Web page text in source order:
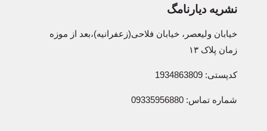
نشریه دیارنامگ
خیابان ولیعصر، خیابان فلاحی(زعفرانیه)،بعد از موزه
زمان پلاک ۱۳
کدپستی: 1934863809
شماره تماس: 09335956880